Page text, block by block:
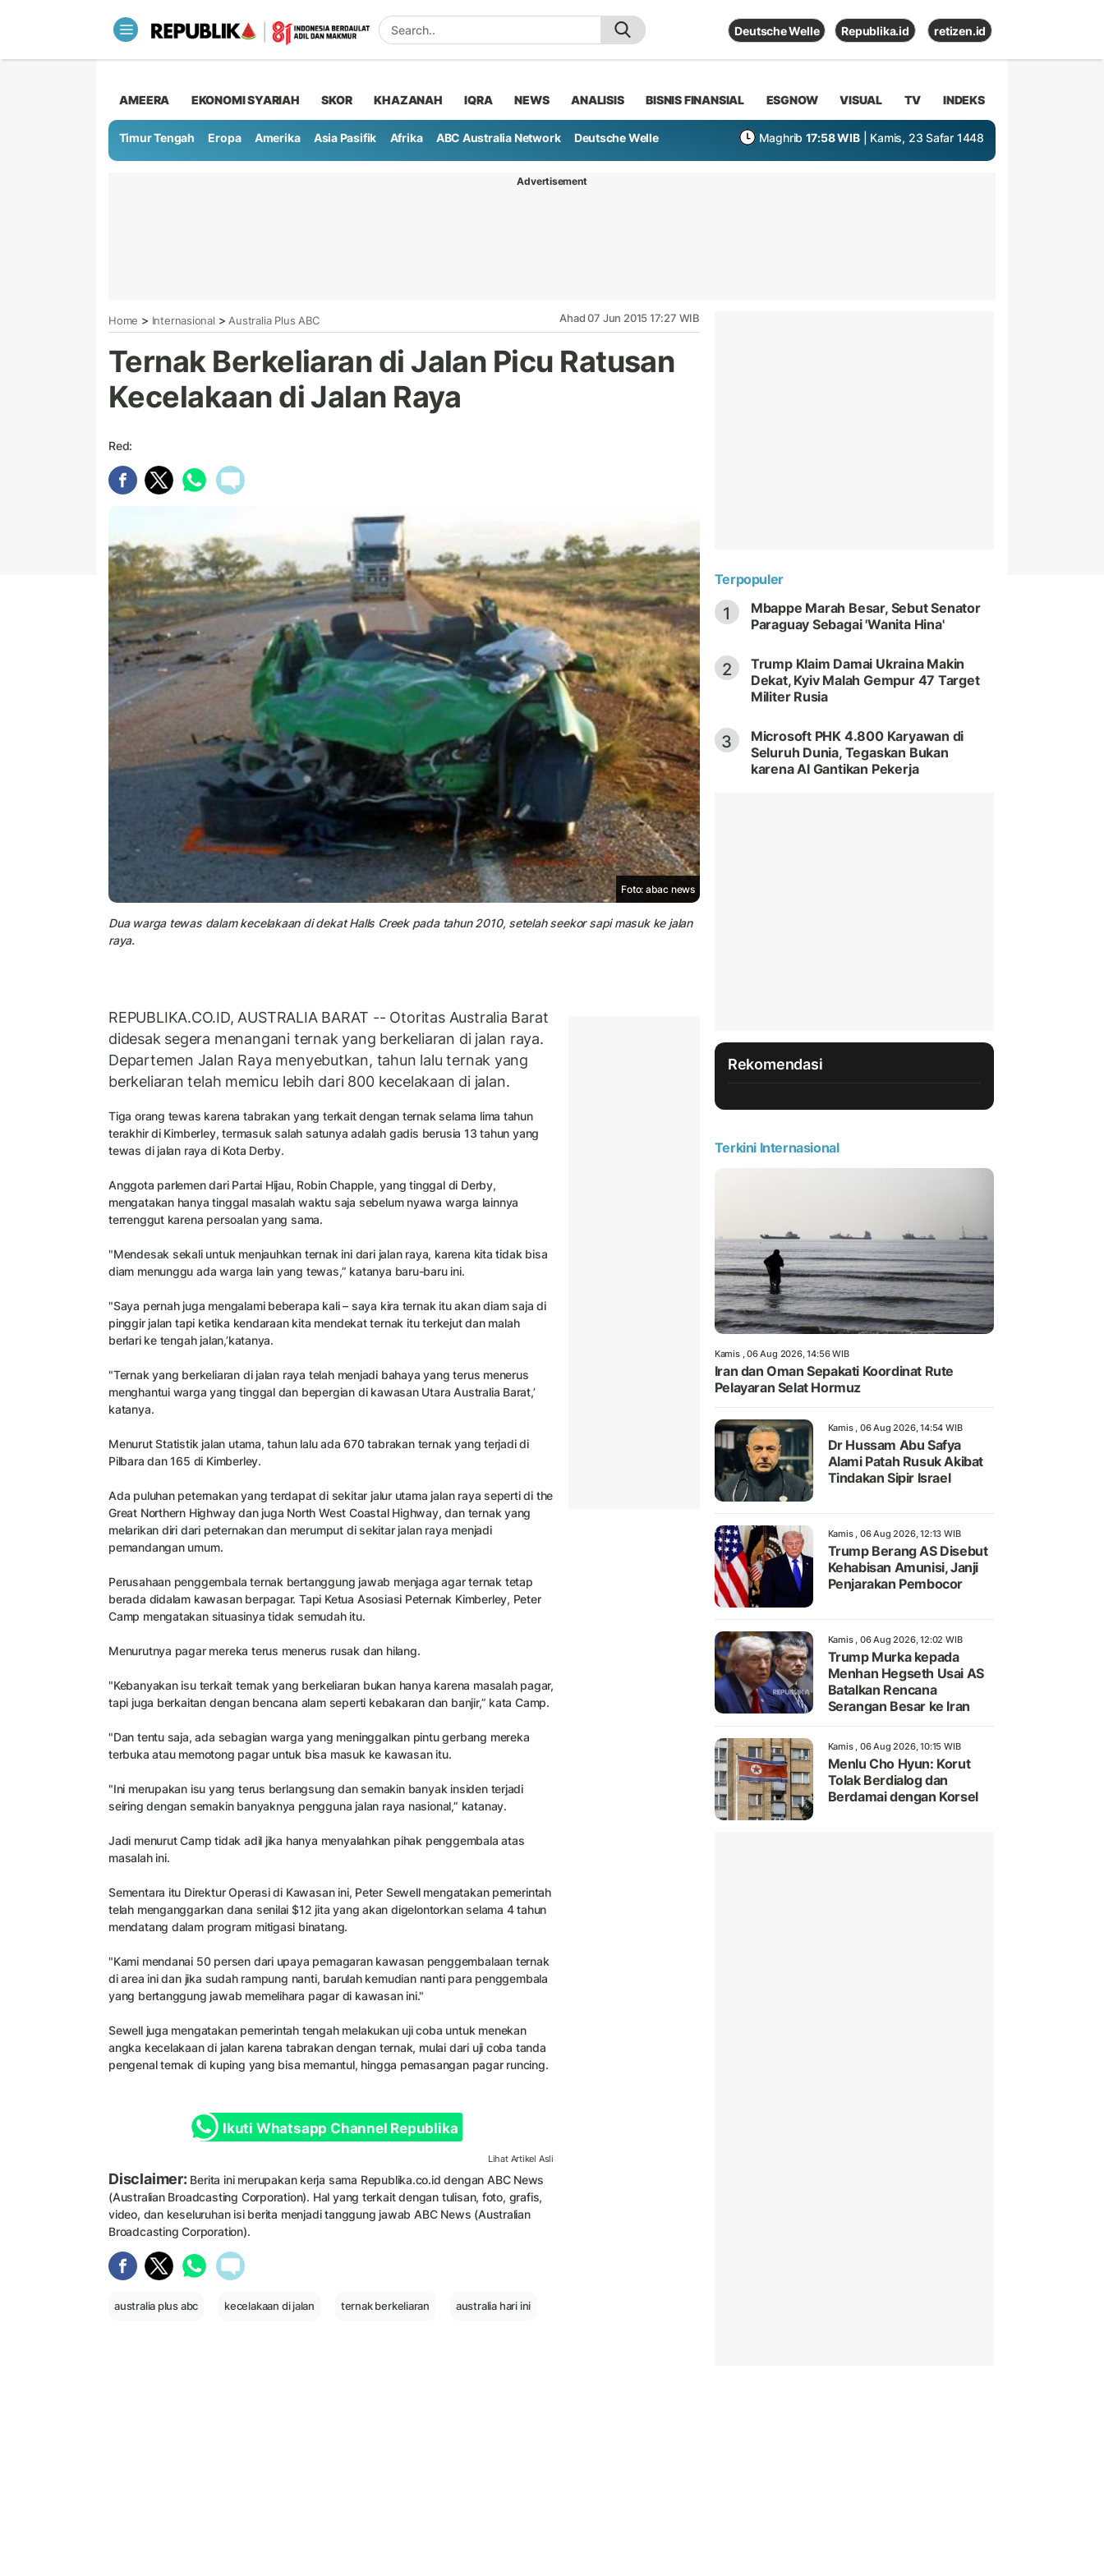
Deutsche Welle Republika.id retizen.id
AMEERA EKONOMI SYARIAH SKOR KHAZANAH IQRA NEWS ANALISIS BISNIS FINANSIAL ESGNOW VISUAL TV INDEKS
Timur Tengah Eropa Amerika Asia Pasifik Afrika ABC Australia Network Deutsche Welle Maghrib 17:58 WIB | Kamis, 23 Safar 1448
Advertisement
Home > Internasional > Australia Plus ABC Ahad 07 Jun 2015 17:27 WIB
Ternak Berkeliaran di Jalan Picu Ratusan
Kecelakaan di Jalan Raya
Red:
Foto: abac news
Dua warga tewas dalam kecelakaan di dekat Halls Creek pada tahun 2010, setelah seekor sapi masuk ke jalan
raya.
REPUBLIKA.CO.ID, AUSTRALIA BARAT -- Otoritas Australia Barat
didesak segera menangani ternak yang berkeliaran di jalan raya.
Departemen Jalan Raya menyebutkan, tahun lalu ternak yang
berkeliaran telah memicu lebih dari 800 kecelakaan di jalan.
Tiga orang tewas karena tabrakan yang terkait dengan ternak selama lima tahun
terakhir di Kimberley, termasuk salah satunya adalah gadis berusia 13 tahun yang
tewas di jalan raya di Kota Derby.
Anggota parlemen dari Partai Hijau, Robin Chapple, yang tinggal di Derby,
mengatakan hanya tinggal masalah waktu saja sebelum nyawa warga lainnya
terrenggut karena persoalan yang sama.
"Mendesak sekali untuk menjauhkan ternak ini dari jalan raya, karena kita tidak bisa
diam menunggu ada warga lain yang tewas,” katanya baru-baru ini.
"Saya pernah juga mengalami beberapa kali – saya kira ternak itu akan diam saja di
pinggir jalan tapi ketika kendaraan kita mendekat ternak itu terkejut dan malah
berlari ke tengah jalan,’katanya.
"Ternak yang berkeliaran di jalan raya telah menjadi bahaya yang terus menerus
menghantui warga yang tinggal dan bepergian di kawasan Utara Australia Barat,’
katanya.
Menurut Statistik jalan utama, tahun lalu ada 670 tabrakan ternak yang terjadi di
Pilbara dan 165 di Kimberley.
Ada puluhan peternakan yang terdapat di sekitar jalur utama jalan raya seperti di the
Great Northern Highway dan juga North West Coastal Highway, dan ternak yang
melarikan diri dari peternakan dan merumput di sekitar jalan raya menjadi
pemandangan umum.
Perusahaan penggembala ternak bertanggung jawab menjaga agar ternak tetap
berada didalam kawasan berpagar. Tapi Ketua Asosiasi Peternak Kimberley, Peter
Camp mengatakan situasinya tidak semudah itu.
Menurutnya pagar mereka terus menerus rusak dan hilang.
"Kebanyakan isu terkait ternak yang berkeliaran bukan hanya karena masalah pagar,
tapi juga berkaitan dengan bencana alam seperti kebakaran dan banjir,” kata Camp.
"Dan tentu saja, ada sebagian warga yang meninggalkan pintu gerbang mereka
terbuka atau memotong pagar untuk bisa masuk ke kawasan itu.
"Ini merupakan isu yang terus berlangsung dan semakin banyak insiden terjadi
seiring dengan semakin banyaknya pengguna jalan raya nasional,” katanay.
Jadi menurut Camp tidak adil jika hanya menyalahkan pihak penggembala atas
masalah ini.
Sementara itu Direktur Operasi di Kawasan ini, Peter Sewell mengatakan pemerintah
telah menganggarkan dana senilai $12 jita yang akan digelontorkan selama 4 tahun
mendatang dalam program mitigasi binatang.
"Kami mendanai 50 persen dari upaya pemagaran kawasan penggembalaan ternak
di area ini dan jika sudah rampung nanti, barulah kemudian nanti para penggembala
yang bertanggung jawab memelihara pagar di kawasan ini."
Sewell juga mengatakan pemerintah tengah melakukan uji coba untuk menekan
angka kecelakaan di jalan karena tabrakan dengan ternak, mulai dari uji coba tanda
pengenal ternak di kuping yang bisa memantul, hingga pemasangan pagar runcing.
Ikuti Whatsapp Channel Republika
Lihat Artikel Asli
Disclaimer:Berita ini merupakan kerja sama Republika.co.id dengan ABC News
(Australian Broadcasting Corporation). Hal yang terkait dengan tulisan, foto, grafis,
video, dan keseluruhan isi berita menjadi tanggung jawab ABC News (Australian
Broadcasting Corporation).
australia plus abc kecelakaan di jalan ternak berkeliaran australia hari ini
Terpopuler
1
Mbappe Marah Besar, Sebut Senator
Paraguay Sebagai 'Wanita Hina'
2
Trump Klaim Damai Ukraina Makin
Dekat, Kyiv Malah Gempur 47 Target
Militer Rusia
3
Microsoft PHK 4.800 Karyawan di
Seluruh Dunia, Tegaskan Bukan
karena AI Gantikan Pekerja
Rekomendasi
Terkini Internasional
Kamis , 06 Aug 2026, 14:56 WIB
Iran dan Oman Sepakati Koordinat Rute
Pelayaran Selat Hormuz
Kamis , 06 Aug 2026, 14:54 WIB
Dr Hussam Abu Safya
Alami Patah Rusuk Akibat
Tindakan Sipir Israel
Kamis , 06 Aug 2026, 12:13 WIB
Trump Berang AS Disebut
Kehabisan Amunisi, Janji
Penjarakan Pembocor
Kamis , 06 Aug 2026, 12:02 WIB
Trump Murka kepada
Menhan Hegseth Usai AS
Batalkan Rencana
Serangan Besar ke Iran
Kamis , 06 Aug 2026, 10:15 WIB
Menlu Cho Hyun: Korut
Tolak Berdialog dan
Berdamai dengan Korsel